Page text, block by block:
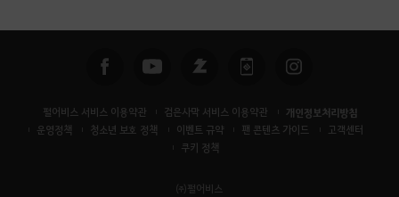
펄어비스 서비스 이용약관 검은사막 서비스 이용약관 개인정보처리방침
운영정책 청소년 보호 정책 이벤트 규약 팬 콘텐츠 가이드
고객센터
쿠키 정책
㈜펄어비스